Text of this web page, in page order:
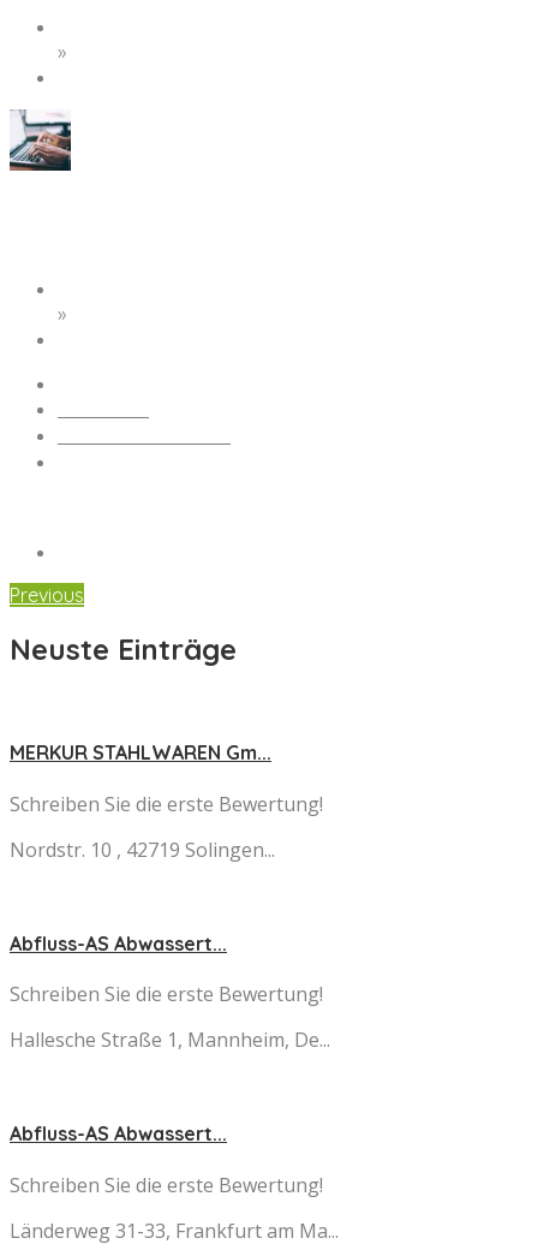
»
»
Previous
Neuste Einträge
MERKUR STAHLWAREN Gm...
Schreiben Sie die erste Bewertung!
Nordstr. 10 , 42719 Solingen...
Abfluss-AS Abwassert...
Schreiben Sie die erste Bewertung!
Hallesche Straße 1, Mannheim, De...
Abfluss-AS Abwassert...
Schreiben Sie die erste Bewertung!
Länderweg 31-33, Frankfurt am Ma...